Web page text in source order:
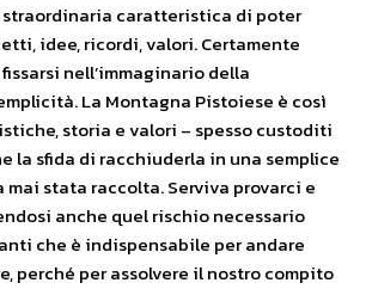
straordinaria caratteristica di poter
idee, ricordi, valori. Certamente
nell’immaginario della
La Montagna Pistoiese è così
storia e valori – spesso custoditi
la sfida di racchiuderla in una semplice
mai stata raccolta. Serviva provarci e
anche quel rischio necessario
che è indispensabile per andare
perché per assolvere il nostro compito